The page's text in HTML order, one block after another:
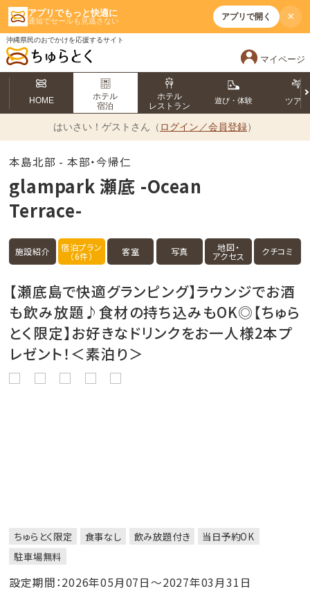
アプリでもっと快適に
通知でセールも見逃さない アプリで開く ×
沖縄県民のおでかけを応援するサイト
マイページ
HOME
ホテル
宿泊
ホテル
レストラン
遊び・体験 ツアー
はいさい！ ゲストさん（ ログイン／会員登録）
本島北部 - 本部・今帰仁
glampark 瀬底 -Ocean
Terrace-
施設紹介 宿泊プラン
（6件） 客室 写真 地図・
アクセス クチコミ
【瀬底島で快適グランピング】ラウンジでお酒
も飲み放題♪食材の持ち込みもOK◎【ちゅら
とく限定】お好きなドリンクをお一人様2本プ
レゼント！＜素泊り＞
ちゅらとく限定 食事なし 飲み放題付き
当日予約OK
駐車場無料
設定期間：2026年05月07日～2027年03月31日